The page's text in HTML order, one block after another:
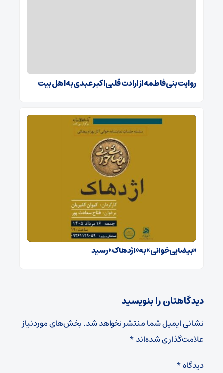
روایت بنی فاطمه از ارادت قلبی اکبر عبدی به اهل بیت
«بیضایی‌خوانی» به «اژدهاک» رسید
دیدگاهتان را بنویسید
نشانی ایمیل شما منتشر نخواهد شد.بخش‌های موردنیاز
علامت‌گذاری شده‌اند*
دیدگاه*